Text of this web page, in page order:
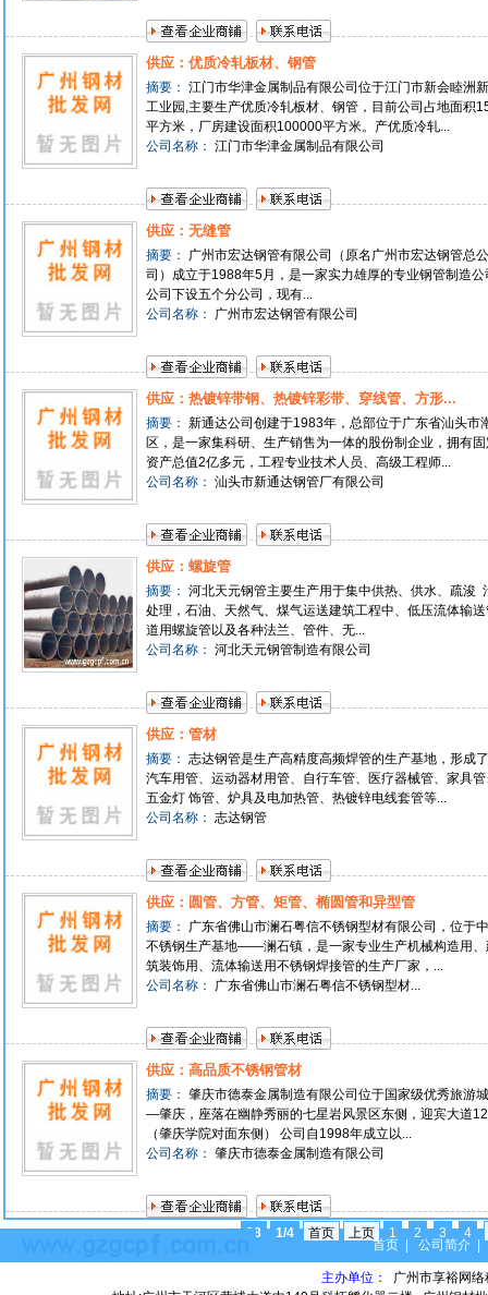
供应：优质冷轧板材、钢管
摘要： 江门市华津金属制品有限公司位于江门市新会睦洲
工业园,主要生产优质冷轧板材、钢管，目前公司占地面积
平方米，厂房建设面积100000平方米。产优质冷轧...
公司名称： 江门市华津金属制品有限公司
供应：无缝管
摘要：
广州市宏达钢管有限公司（原名广州市宏达钢管总公
司）成立于1988年5月，是一家实力雄厚的专业钢管制造公
公司下设五个分公司，现有...
公司名称：
广州市宏达钢管有限公司
供应：热镀锌带钢、热镀锌彩带、穿线管、方形...
摘要： 新通达公司创建于1983年，总部位于广东省汕头市
区，是一家集科研、生产销售为一体的股份制企业，拥有
资产总值2亿多元，工程专业技术人员、高级工程师...
公司名称： 汕头市新通达钢管厂有限公司
供应：螺旋管
摘要： 河北天元钢管主要生产用于集中供热、供水、疏浚
处理，石油、天然气、煤气运送建筑工程中、低压流体输
道用螺旋管以及各种法兰、管件、无...
公司名称： 河北天元钢管制造有限公司
供应：管材
摘要： 志达钢管是生产高精度高频焊管的生产基地，形成
汽车用管、运动器材用管、自行车管、医疗器械管、家具
五金灯 饰管、炉具及电加热管、热镀锌电线套管等...
公司名称： 志达钢管
供应：圆管、方管、矩管、椭圆管和异型管
摘要：
广东省佛山市澜石粤信不锈钢型材有限公司，位于
不锈钢生产基地——澜石镇，是一家专业生产机械构造用、
筑装饰用、流体输送用不锈钢焊接管的生产厂家，...
公司名称：
广东省佛山市澜石粤信不锈钢型材...
供应：高品质不锈钢管材
摘要： 肇庆市德泰金属制造有限公司位于国家级优秀旅游
—肇庆，座落在幽静秀丽的七星岩风景区东侧，迎宾大道
（肇庆学院对面东侧） 公司自1998年成立以...
公司名称： 肇庆市德泰金属制造有限公司
38 1/4 首页 上页 1 2 3 4
首页 公司简介
主办单位：
广州市享裕网